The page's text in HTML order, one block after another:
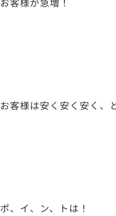
お客様は安く安く安く、
ポ、イ、ン、トは！